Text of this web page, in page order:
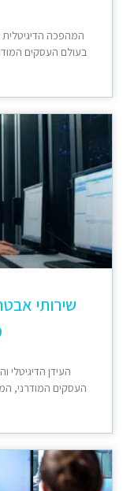
המהפכה
בעולם העסקים
שירותי
העידן
העסקים המודרני,